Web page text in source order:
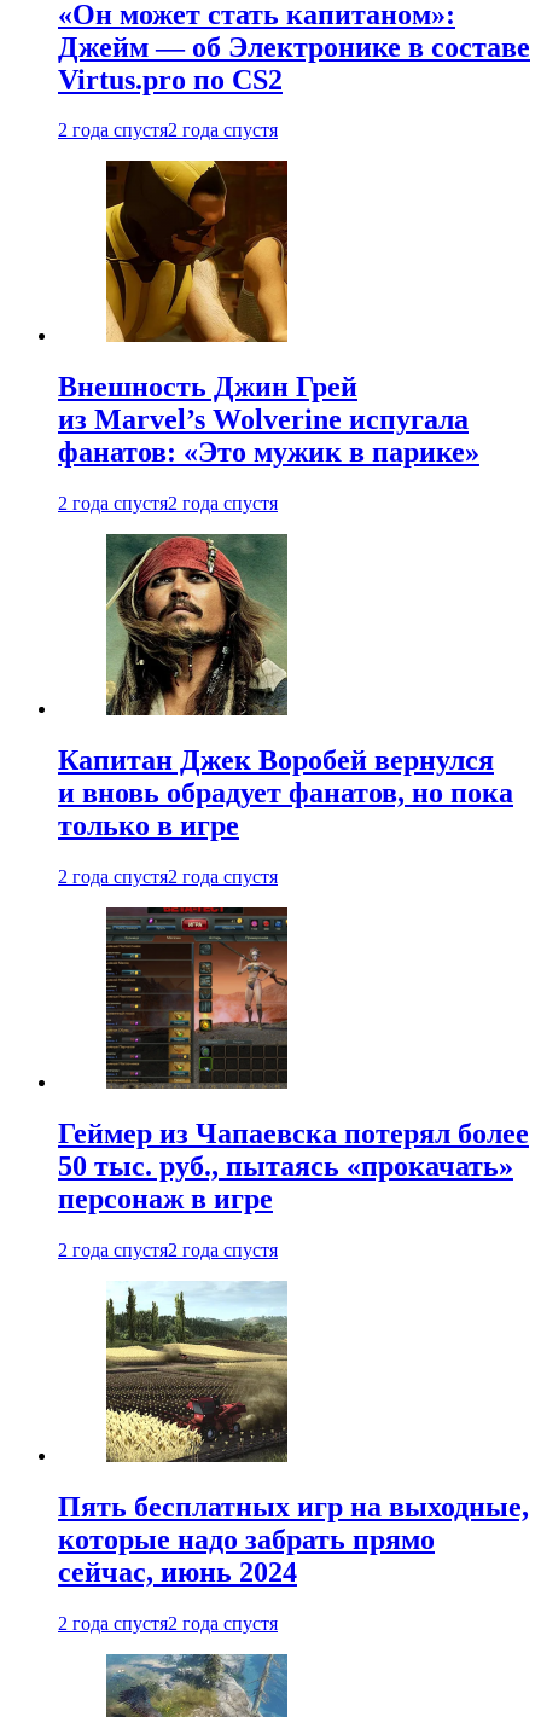
«Он может стать капитаном»:
Джейм — об Электронике в составе
Virtus.pro по CS2
2 года спустя2 года спустя
Внешность Джин Грей
из Marvel’s Wolverine испугала
фанатов: «Это мужик в парике»
2 года спустя2 года спустя
Капитан Джек Воробей вернулся
и вновь обрадует фанатов, но пока
только в игре
2 года спустя2 года спустя
Геймер из Чапаевска потерял более
50 тыс. руб., пытаясь «прокачать»
персонаж в игре
2 года спустя2 года спустя
Пять бесплатных игр на выходные,
которые надо забрать прямо
сейчас, июнь 2024
2 года спустя2 года спустя